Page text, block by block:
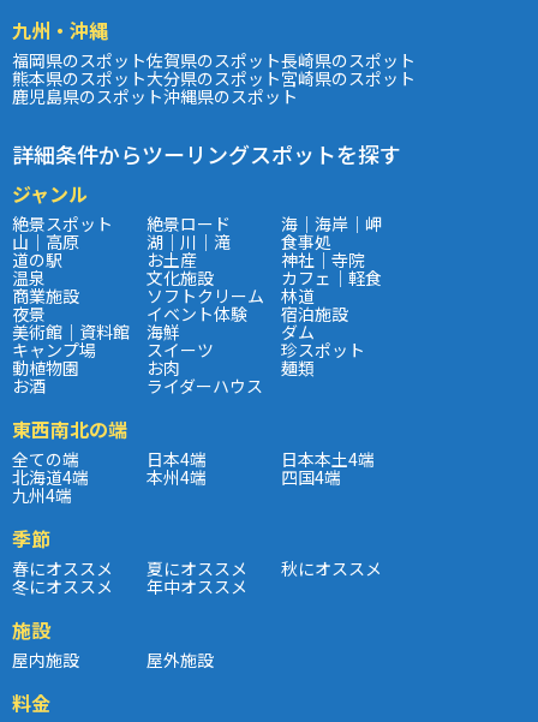
九州・沖縄
福岡県のスポット佐賀県のスポット長崎県のスポット
熊本県のスポット大分県のスポット宮崎県のスポット
鹿児島県のスポット沖縄県のスポット
詳細条件からツーリングスポットを探す
ジャンル
絶景スポット 絶景ロード 海｜海岸｜岬
山｜高原 湖｜川｜滝 食事処
道の駅 お土産 神社｜寺院
温泉 文化施設 カフェ｜軽食
商業施設 ソフトクリーム 林道
夜景 イベント体験 宿泊施設
美術館｜資料館 海鮮 ダム
キャンプ場 スイーツ 珍スポット
動植物園 お肉 麺類
お酒 ライダーハウス
東西南北の端
全ての端 日本4端 日本本土4端
北海道4端 本州4端 四国4端
九州4端
季節
春にオススメ 夏にオススメ 秋にオススメ
冬にオススメ 年中オススメ
施設
屋内施設 屋外施設
料金